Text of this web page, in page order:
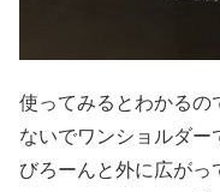
使ってみるとわかるの
ないでワンショルダ
びろーんと外に広がっ